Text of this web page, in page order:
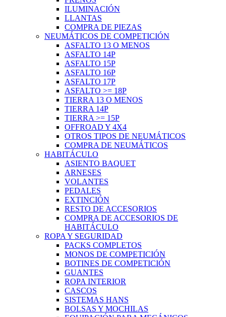
ILUMINACIÓN
LLANTAS
COMPRA DE PIEZAS
NEUMÁTICOS DE COMPETICIÓN
ASFALTO 13 O MENOS
ASFALTO 14P
ASFALTO 15P
ASFALTO 16P
ASFALTO 17P
ASFALTO >= 18P
TIERRA 13 O MENOS
TIERRA 14P
TIERRA >= 15P
OFFROAD Y 4X4
OTROS TIPOS DE NEUMÁTICOS
COMPRA DE NEUMÁTICOS
HABITÁCULO
ASIENTO BAQUET
ARNESES
VOLANTES
PEDALES
EXTINCIÓN
RESTO DE ACCESORIOS
COMPRA DE ACCESORIOS DE
HABITÁCULO
ROPA Y SEGURIDAD
PACKS COMPLETOS
MONOS DE COMPETICIÓN
BOTINES DE COMPETICIÓN
GUANTES
ROPA INTERIOR
CASCOS
SISTEMAS HANS
BOLSAS Y MOCHILAS